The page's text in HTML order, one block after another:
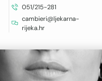
051/215-281
cambieri@ljekarna-
rijeka.hr